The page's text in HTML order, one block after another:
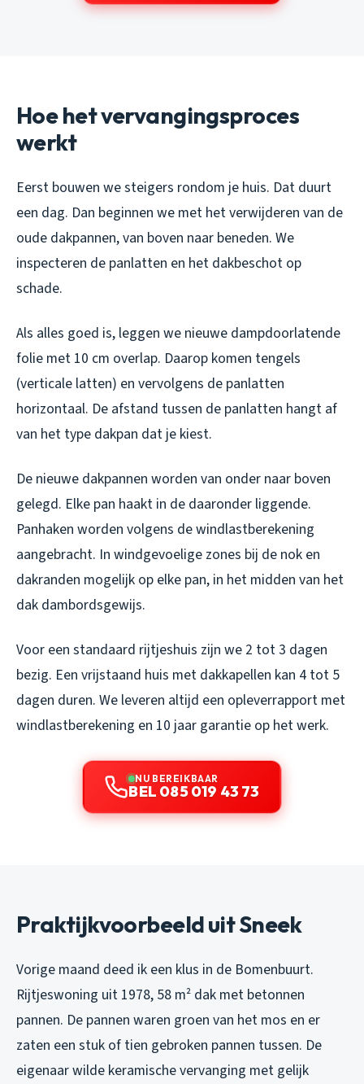
Hoe het vervangingsproces
werkt
Eerst bouwen we steigers rondom je huis. Dat duurt
een dag. Dan beginnen we met het verwijderen van de
oude dakpannen, van boven naar beneden. We
inspecteren de panlatten en het dakbeschot op
schade.
Als alles goed is, leggen we nieuwe dampdoorlatende
folie met 10 cm overlap. Daarop komen tengels
(verticale latten) en vervolgens de panlatten
horizontaal. De afstand tussen de panlatten hangt af
van het type dakpan dat je kiest.
De nieuwe dakpannen worden van onder naar boven
gelegd. Elke pan haakt in de daaronder liggende.
Panhaken worden volgens de windlastberekening
aangebracht. In windgevoelige zones bij de nok en
dakranden mogelijk op elke pan, in het midden van het
dak dambordsgewijs.
Voor een standaard rijtjeshuis zijn we 2 tot 3 dagen
bezig. Een vrijstaand huis met dakkapellen kan 4 tot 5
dagen duren. We leveren altijd een opleverrapport met
windlastberekening en 10 jaar garantie op het werk.
NU BEREIKBAAR
BEL 085 019 43 73
Praktijkvoorbeeld uit Sneek
Vorige maand deed ik een klus in de Bomenbuurt.
Rijtjeswoning uit 1978, 58 m² dak met betonnen
pannen. De pannen waren groen van het mos en er
zaten een stuk of tien gebroken pannen tussen. De
eigenaar wilde keramische vervanging met gelijk